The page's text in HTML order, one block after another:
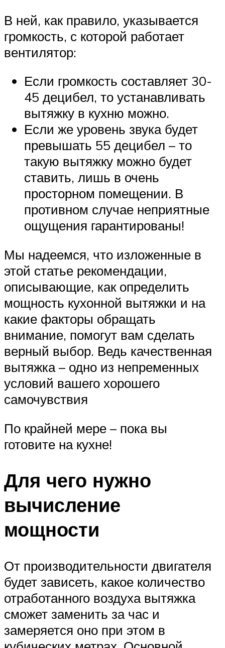
В ней, как правило, указывается
громкость, с которой работает
вентилятор:
Если громкость составляет 30-
45 децибел, то устанавливать
вытяжку в кухню можно.
Если же уровень звука будет
превышать 55 децибел – то
такую вытяжку можно будет
ставить, лишь в очень
просторном помещении. В
противном случае неприятные
ощущения гарантированы!
Мы надеемся, что изложенные в
этой статье рекомендации,
описывающие, как определить
мощность кухонной вытяжки и на
какие факторы обращать
внимание, помогут вам сделать
верный выбор. Ведь качественная
вытяжка – одно из непременных
условий вашего хорошего
самочувствия
По крайней мере – пока вы
готовите на кухне!
Для чего нужно
вычисление
мощности
От производительности двигателя
будет зависеть, какое количество
отработанного воздуха вытяжка
сможет заменить за час и
замеряется оно при этом в